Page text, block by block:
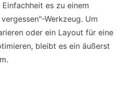
es zu einem
Werkzeug. Um
oder ein Layout für eine
bleibt es ein äußerst